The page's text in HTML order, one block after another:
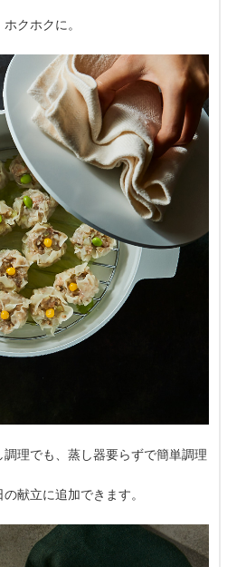
クホクに。
理でも、蒸し器要らずで簡単調理
献立に追加できます。